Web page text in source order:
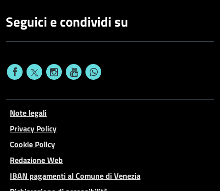
Seguici e condividi su
Note legali
Privacy Policy
Cookie Policy
Redazione Web
IBAN pagamenti al Comune di Venezia